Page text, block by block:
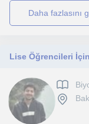
daha fazlasını
Lise Öğrencileri